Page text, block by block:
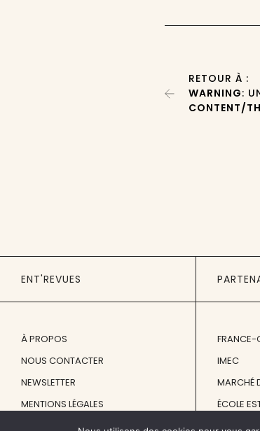
RETOUR À :
WARNING:
CONTENT/
ENT'REVUES
À PROPOS
NOUS CONTACTER
NEWSLETTER
MENTIONS LÉGALES
FRANCE-
IMEC
MARCHÉ
ÉCOLE